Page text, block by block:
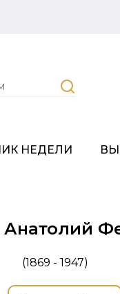
НЕДЕЛИ
(1869 - 1947)